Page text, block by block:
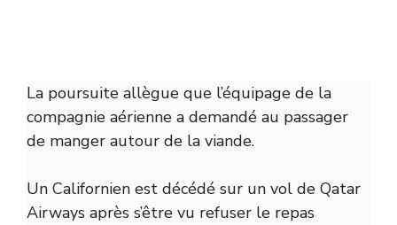
La poursuite allègue que l’équipage de la
compagnie aérienne a demandé au passager
de manger autour de la viande.
Un Californien est décédé sur un vol de Qatar
Airways après s’être vu refuser le repas